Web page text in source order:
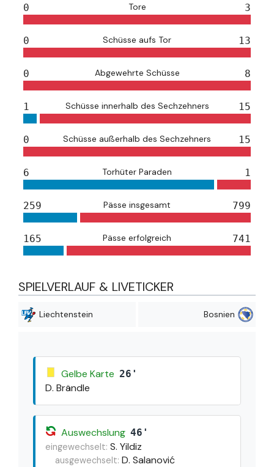
0 Tore 3
0 Schüsse aufs Tor 13
0 Abgewehrte Schüsse 8
1 Schüsse innerhalb des Sechzehners 15
0 Schüsse außerhalb des Sechzehners 15
6 Torhüter Paraden 1
259 Pässe insgesamt 799
165 Pässe erfolgreich 741
SPIELVERLAUF & LIVETICKER
Liechtenstein Bosnien
Gelbe Karte 26'
D. Brändle
Auswechslung 46'
eingewechselt: S. Yildiz
ausgewechselt: D. Salanović